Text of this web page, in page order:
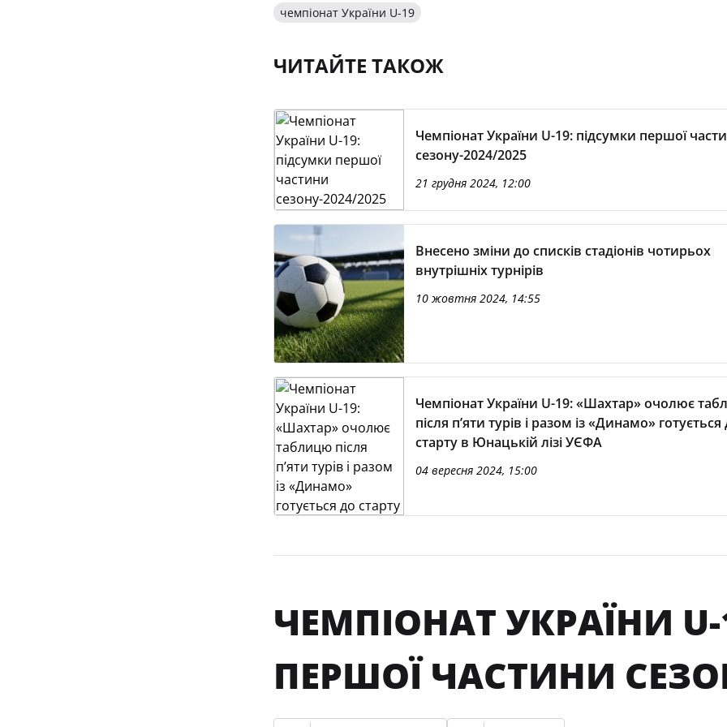
чемпіонат України U-19
ЧИТАЙТЕ ТАКОЖ
Чемпіонат України U-19: підсумки першої
сезону-2024/2025
21 грудня 2024, 12:00
Внесено зміни до списків стадіонів чотирьох
внутрішніх турнірів
10 жовтня 2024, 14:55
Чемпіонат України U-19: «Шахтар» очолює
після п’яти турів і разом із «Динамо» готується
старту в Юнацькій лізі УЄФА
04 вересня 2024, 15:00
ЧЕМПІОНАТ УКРАЇНИ
ПЕРШОЇ ЧАСТИНИ